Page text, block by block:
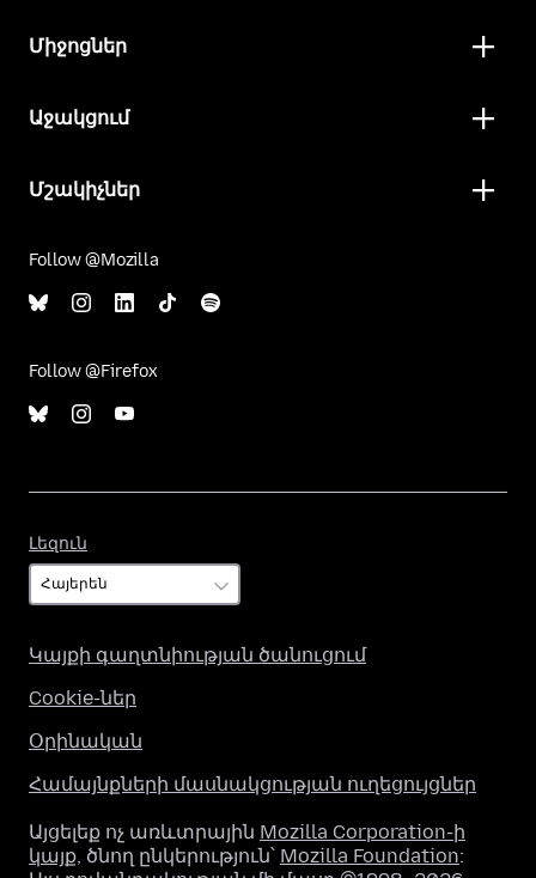
Միջոցներ
Աջակցում
Մշակիչներ
Follow @Mozilla
Follow @Firefox
Լեզուն
Կայքի գաղտնիության ծանուցում
Cookie-ներ
Օրինական
Համայնքների մասնակցության ուղեցույցներ
Այցելեք ոչ առևտրային Mozilla Corporation-ի
կայք, ծնող ընկերություն՝ Mozilla Foundation: